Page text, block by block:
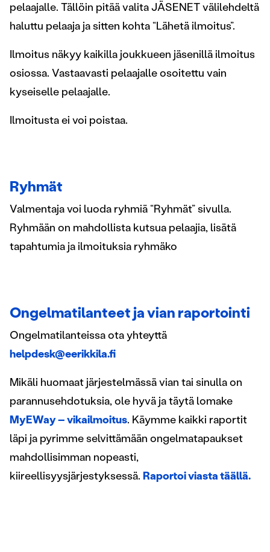
pelaajalle. Tällöin pitää valita JÄSENET välilehdeltä
haluttu pelaaja ja sitten kohta “Lähetä ilmoitus”.
Ilmoitus näkyy kaikilla joukkueen jäsenillä ilmoitus
osiossa. Vastaavasti pelaajalle osoitettu vain
kyseiselle pelaajalle.
Ilmoitusta ei voi poistaa.
Ryhmät
Valmentaja voi luoda ryhmiä “Ryhmät” sivulla.
Ryhmään on mahdollista kutsua pelaajia, lisätä
tapahtumia ja ilmoituksia ryhmäko
Ongelmatilanteet ja vian raportointi
Ongelmatilanteissa ota yhteyttä
helpdesk@eerikkila.fi
Mikäli huomaat järjestelmässä vian tai sinulla on
parannusehdotuksia, ole hyvä ja täytä lomake
MyEWay – vikailmoitus. Käymme kaikki raportit
läpi ja pyrimme selvittämään ongelmatapaukset
mahdollisimman nopeasti,
kiireellisyysjärjestyksessä. Raportoi viasta täällä.